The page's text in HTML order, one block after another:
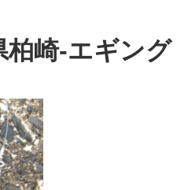
柏崎-エギング